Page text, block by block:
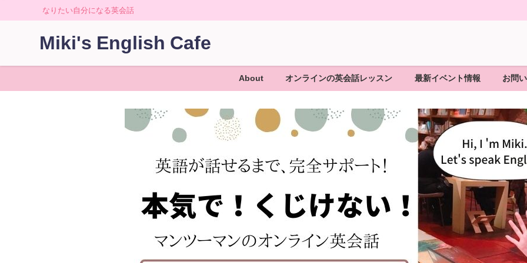
なりたい自分になる英会話
Miki's English Cafe
About オンラインの英会話レッスン 最新イベント情報 お問